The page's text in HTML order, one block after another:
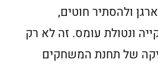
ולהסתיר חוטים,
ונטולת עומס. זה לא רק
של תחנת המשחקים